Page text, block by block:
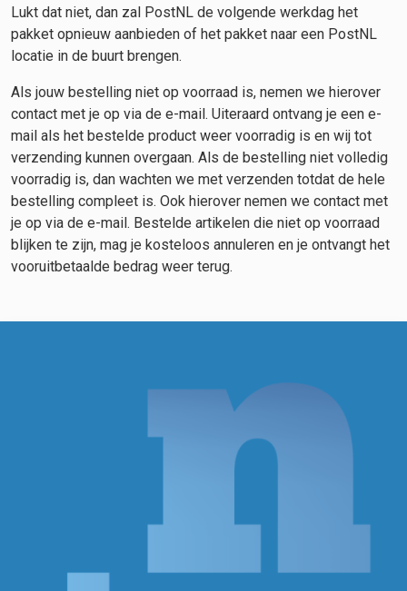
Lukt dat niet, dan zal PostNL de volgende werkdag het
pakket opnieuw aanbieden of het pakket naar een PostNL
locatie in de buurt brengen.
Als jouw bestelling niet op voorraad is, nemen we hierover
contact met je op via de e-mail. Uiteraard ontvang je een e-
mail als het bestelde product weer voorradig is en wij tot
verzending kunnen overgaan. Als de bestelling niet volledig
voorradig is, dan wachten we met verzenden totdat de hele
bestelling compleet is. Ook hierover nemen we contact met
je op via de e-mail. Bestelde artikelen die niet op voorraad
blijken te zijn, mag je kosteloos annuleren en je ontvangt het
vooruitbetaalde bedrag weer terug.